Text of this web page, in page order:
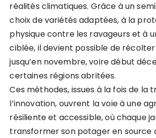
réalités climatiques. Grâce à un
choix de variétés adaptées, à la
physique contre les ravageurs et à
ciblée, il devient possible de
jusqu’en novembre, voire début
certaines régions abritées.
Ces méthodes, issues à la fois de la
l’innovation, ouvrent la voie à une
résiliente et accessible, où chaque
transformer son potager en source